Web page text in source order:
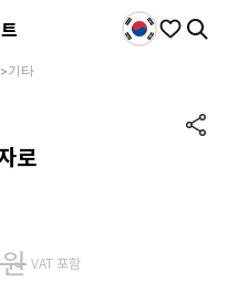
>기타
로
VAT 포함